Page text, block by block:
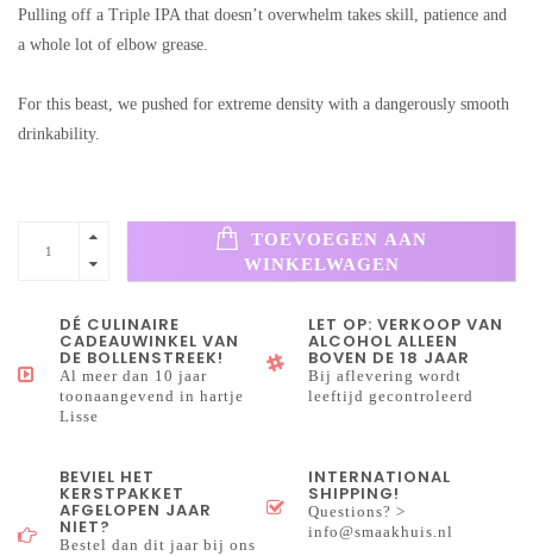
Pulling off a Triple IPA that doesn’t overwhelm takes skill, patience and
a whole lot of elbow grease.
For this beast, we pushed for extreme density with a dangerously smooth
drinkability.
TOEVOEGEN AAN
WINKELWAGEN
DÉ CULINAIRE
CADEAUWINKEL VAN
DE BOLLENSTREEK!
Al meer dan 10 jaar
toonaangevend in hartje
Lisse
LET OP: VERKOOP VAN
ALCOHOL ALLEEN
BOVEN DE 18 JAAR
Bij aflevering wordt
leeftijd gecontroleerd
BEVIEL HET
KERSTPAKKET
AFGELOPEN JAAR
NIET?
Bestel dan dit jaar bij ons
INTERNATIONAL
SHIPPING!
Questions? >
info@smaakhuis.nl